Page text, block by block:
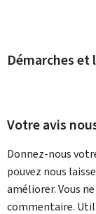
Démarches et
Votre avis
Donnez-nous
pouvez nous
améliorer. Vous
commentaire.